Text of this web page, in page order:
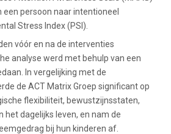
persoon naar intentioneel
Stress Index (PSI).
vóór en na de interventies
analyse werd met behulp van een
In vergelijking met de
de ACT Matrix Groep significant op
flexibiliteit, bewustzijnsstaten,
het dagelijks leven, en nam de
bij hun kinderen af.